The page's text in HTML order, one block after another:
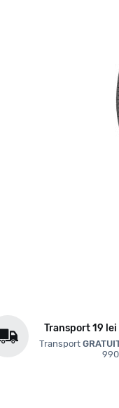
Transport 19
Transport